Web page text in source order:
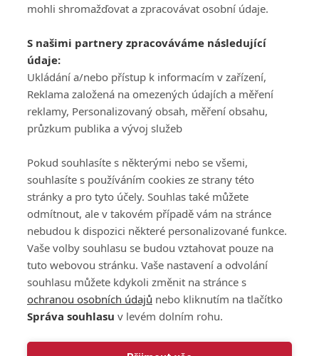
mohli shromažďovat a zpracovávat osobní údaje.
S našimi partnery zpracováváme následující
údaje:
Ukládání a/nebo přístup k informacím v zařízení,
Reklama založená na omezených údajích a měření
reklamy, Personalizovaný obsah, měření obsahu,
průzkum publika a vývoj služeb
Pokud souhlasíte s některými nebo se všemi,
souhlasíte s používáním cookies ze strany této
stránky a pro tyto účely. Souhlas také můžete
odmítnout, ale v takovém případě vám na stránce
nebudou k dispozici některé personalizované funkce.
Vaše volby souhlasu se budou vztahovat pouze na
tuto webovou stránku. Vaše nastavení a odvolání
souhlasu můžete kdykoli změnit na stránce s
ochranou osobních údajů nebo kliknutím na tlačítko
Správa souhlasu v levém dolním rohu.
Všeobecné obchodní
podmínky služby
GolfExtra.cz Premium
Podmínky zpracování
osobních údajů při
GolfExtra
Ceník GolfExtra.cz
Premium
Doporučené odkazy
ATV CZ, s.r.o.
140 00 Praha 4
Editor
Honza Fait
+420 723 898 969
fait@golfextra.cz
Obchod
Edita Hanušová
+420 724 150 784
hanusova@relmost.cz